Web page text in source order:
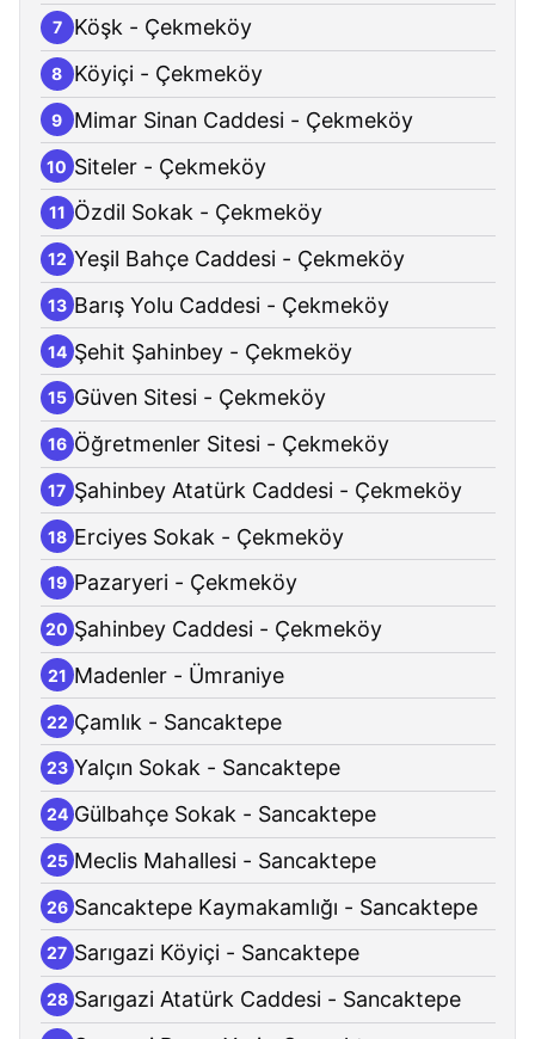
7 Köşk - Çekmeköy
8 Köyiçi - Çekmeköy
9 Mimar Sinan Caddesi - Çekmeköy
10 Siteler - Çekmeköy
11 Özdil Sokak - Çekmeköy
12 Yeşil Bahçe Caddesi - Çekmeköy
13 Barış Yolu Caddesi - Çekmeköy
14 Şehit Şahinbey - Çekmeköy
15 Güven Sitesi - Çekmeköy
16 Öğretmenler Sitesi - Çekmeköy
17 Şahinbey Atatürk Caddesi - Çekmeköy
18 Erciyes Sokak - Çekmeköy
19 Pazaryeri - Çekmeköy
20 Şahinbey Caddesi - Çekmeköy
21 Madenler - Ümraniye
22 Çamlık - Sancaktepe
23 Yalçın Sokak - Sancaktepe
24 Gülbahçe Sokak - Sancaktepe
25 Meclis Mahallesi - Sancaktepe
26 Sancaktepe Kaymakamlığı - Sancaktepe
27 Sarıgazi Köyiçi - Sancaktepe
28 Sarıgazi Atatürk Caddesi - Sancaktepe